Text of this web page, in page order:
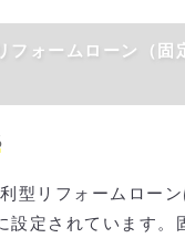
型リフォームロー
設定されています。